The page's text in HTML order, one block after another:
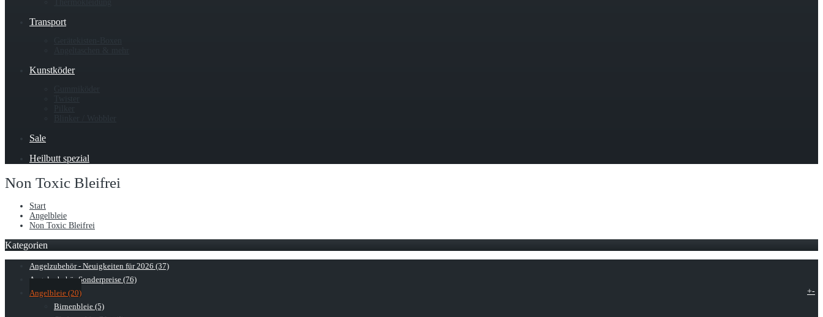
Transport
Kunstköder
Sale
Heilbutt spezial
Non Toxic Bleifrei
Start
Angelbleie
Non Toxic Bleifrei
Kategorien
Angelzubehör - Neuigkeiten für 2026 (37)
Angelzubehör Sonderpreise (76)
Angelbleie (20)
+-
Birnenbleie (5)